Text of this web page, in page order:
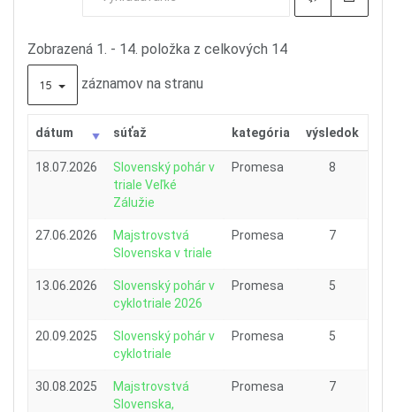
Zobrazená 1. - 14. položka z celkových 14
15 záznamov na stranu
dátum súťaž kategória výsledok
18.07.2026
Slovenský pohár v
triale Veľké
Zálužie
Promesa 8
27.06.2026
Majstrovstvá
Slovenska v triale
Promesa 7
13.06.2026
Slovenský pohár v
cyklotriale 2026
Promesa 5
20.09.2025
Slovenský pohár v
cyklotriale
Promesa 5
30.08.2025
Majstrovstvá
Slovenska,
Promesa 7